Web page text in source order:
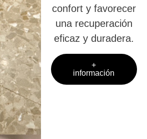
confort y favorecer
una recuperación
eficaz y duradera.
+
información